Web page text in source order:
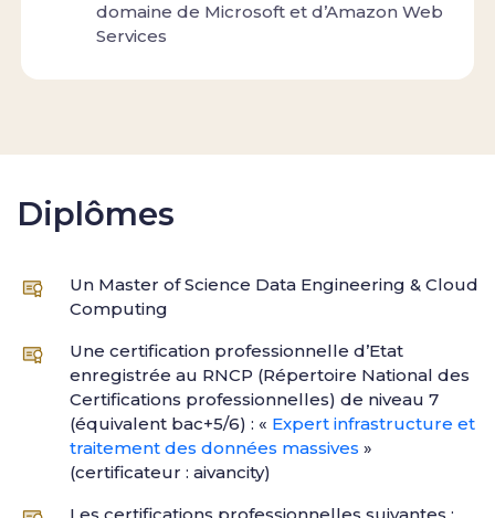
domaine de Microsoft et d’Amazon Web
Services
Diplômes
Un Master of Science Data Engineering & Cloud
Computing
Une certification professionnelle d’Etat
enregistrée au RNCP (Répertoire National des
Certifications professionnelles) de niveau 7
(équivalent bac+5/6) : « Expert infrastructure et
traitement des données massives »
(certificateur : aivancity)